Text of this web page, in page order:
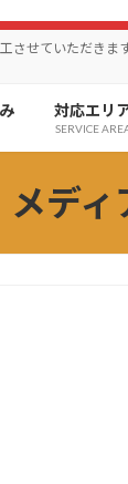
せていただき
対応エリ
SERVICE
メディ